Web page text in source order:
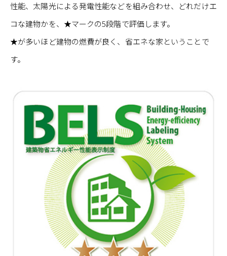
性能、太陽光による発電性能などを組み合わせ、どれだけエ
コな建物かを、★マークの5段階で評価します。
★が多いほど建物の燃費が良く、省エネな家ということで
す。